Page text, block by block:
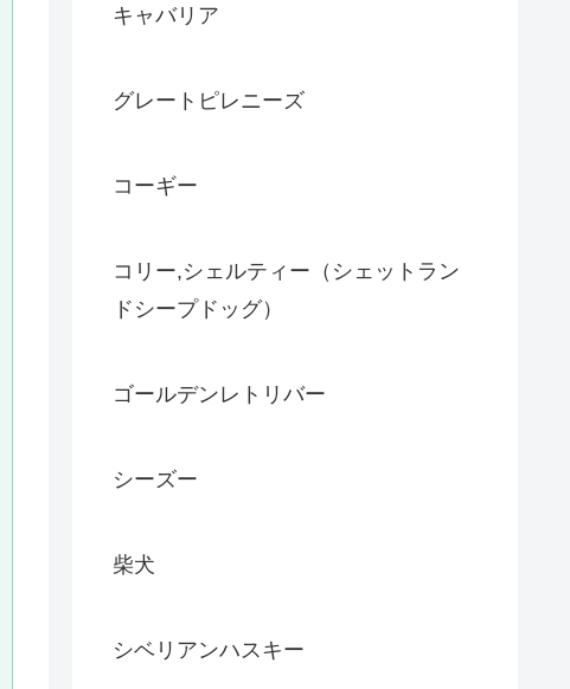
キャバリア
グレートピレニーズ
コーギー
コリー,シェルティー（シェットラン
ドシープドッグ）
ゴールデンレトリバー
シーズー
柴犬
シベリアンハスキー